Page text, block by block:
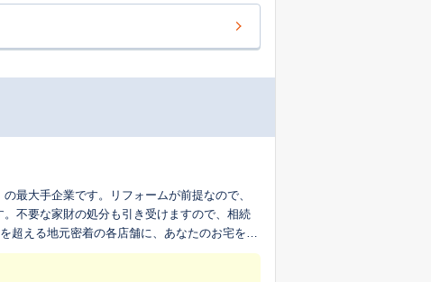
最大手企業です。リフォームが前提なので、
不要な家財の処分も引き受けますので、相続
超える地元密着の各店舗に、あなたのお宅を生